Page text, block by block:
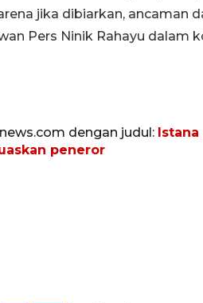
jika dibiarkan, ancaman
Pers Ninik Rahayu dalam
dengan judul:
peneror